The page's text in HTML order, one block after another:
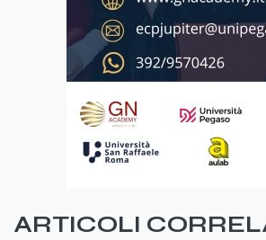
ARTICOLI